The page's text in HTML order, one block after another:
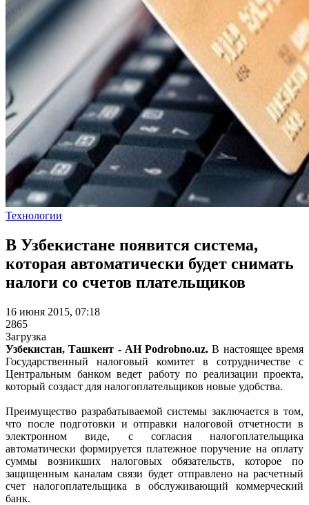
Технологии
В Узбекистане появится система,
которая автоматически будет снимать
налоги со счетов плательщиков
16 июня 2015, 07:18
2865
Загрузка
Узбекистан, Ташкент - АН Podrobno.uz. В настоящее время
Государственный налоговый комитет в сотрудничестве с
Центральным банком ведет работу по реализации проекта,
который создаст для налогоплательщиков новые удобства.
Преимущество разрабатываемой системы заключается в том,
что после подготовки и отправки налоговой отчетности в
электронном виде, с согласия налогоплательщика
автоматически формируется платежное поручение на оплату
суммы возникших налоговых обязательств, которое по
защищенным каналам связи будет отправлено на расчетный
счет налогоплательщика в обслуживающий коммерческий
банк.